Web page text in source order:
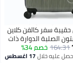
حقيبة سفر كالفن كلاين
الصلبة الدوارة ذات
الوزن للغاية من
مزدوجة
164.31خصم 34%
عليه خلال17 اغسطس